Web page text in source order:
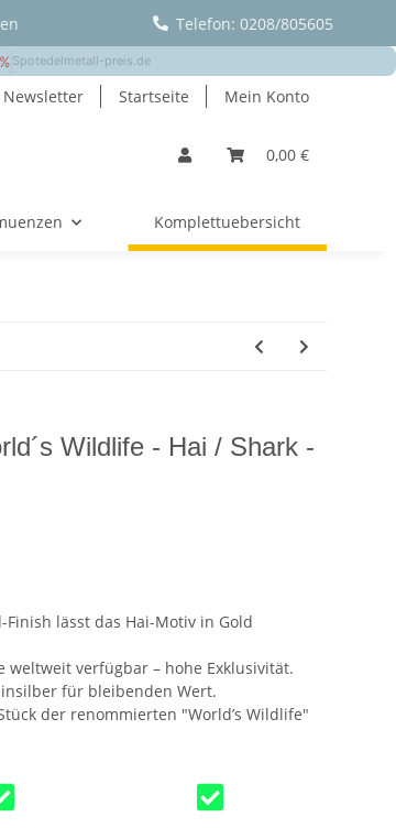
Telefon: 0208/805605
Newsletter Startseite Mein Konto
0,00 €
Komplettuebersicht
Wildlife - Hai / Shark -
Finish lässt das Hai-Motiv in Gold
weltweit verfügbar – hohe Exklusivität.
für bleibenden Wert.
der renommierten "World’s Wildlife"